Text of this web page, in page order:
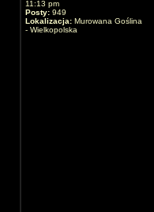
11:13 pm
Posty: 949
Lokalizacja: Murowana Goślina
- Wielkopolska